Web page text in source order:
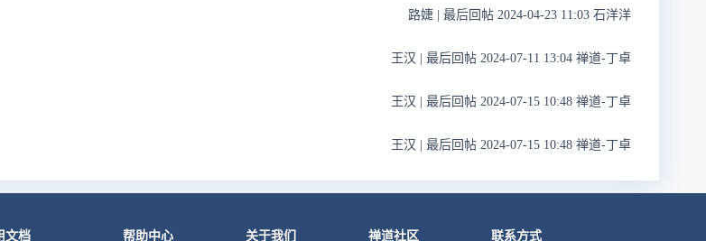
路婕 | 最后回帖 2024-04-23 11:03 石洋洋
王汉 | 最后回帖 2024-07-11 13:04 禅道-丁卓
王汉 | 最后回帖 2024-07-15 10:48 禅道-丁卓
王汉 | 最后回帖 2024-07-15 10:48 禅道-丁卓
文档 帮助中心 关于我们 禅道社区 联系方式